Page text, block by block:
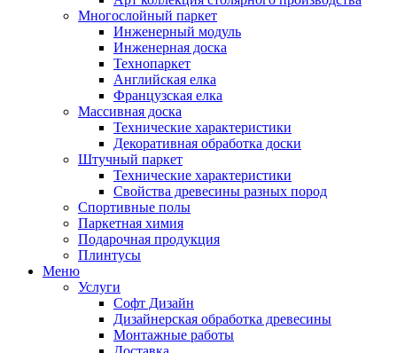
Многослойный паркет
Инженерный модуль
Инженерная доска
Технопаркет
Английская елка
Французская елка
Массивная доска
Технические характеристики
Декоративная обработка доски
Штучный паркет
Технические характеристики
Свойства древесины разных пород
Спортивные полы
Паркетная химия
Подарочная продукция
Плинтусы
Меню
Услуги
Софт Дизайн
Дизайнерская обработка древесины
Монтажные работы